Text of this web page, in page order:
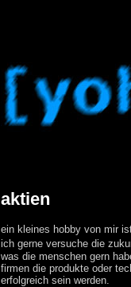
aktien
ein kleines hobby von mir
ich gerne versuche die
was die menschen gern
firmen die produkte oder
erfolgreich sein werden.